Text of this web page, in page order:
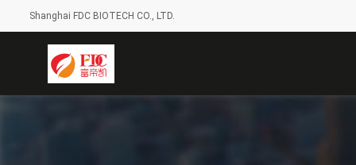
Shanghai FDC BIOTECH CO., LTD.